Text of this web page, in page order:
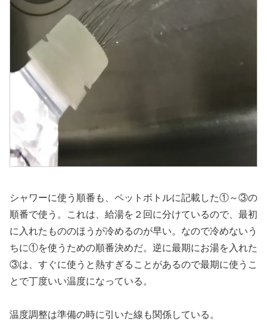
シャワーに使う順番も、ペットボトルに記載した①～③の
順番で使う。これは、給湯を２回に分けているので、最初
に入れたもののほうが冷めるのが早い。なので冷めないう
ちに①を使うための順番決めだ。逆に最期にお湯を入れた
③は、すぐに使うと熱すぎることがあるので最期に使うこ
とで丁度いい温度になっている。
温度調整は準備の時に引いた線も関係している。